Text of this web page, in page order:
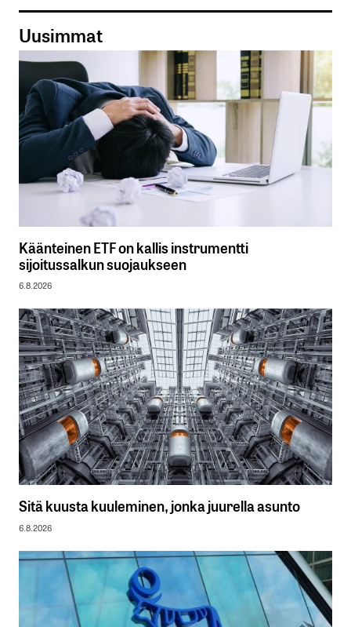
Uusimmat
Käänteinen ETF on kallis instrumentti
sijoitussalkun suojaukseen
6.8.2026
Sitä kuusta kuuleminen, jonka juurella asunto
6.8.2026